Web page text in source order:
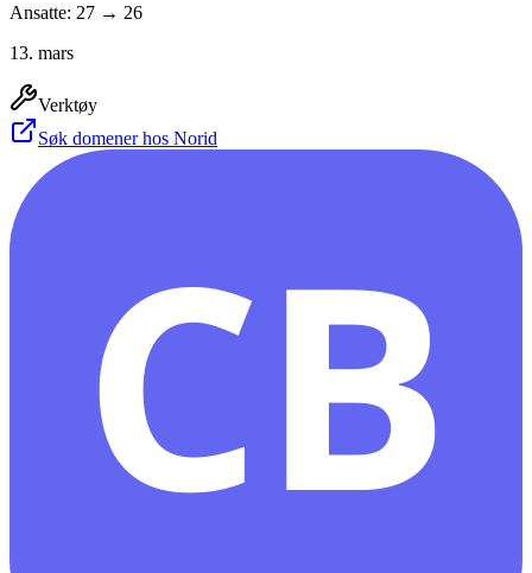
Ansatte: 27 → 26
13. mars
Verktøy
Søk domener hos Norid
CB